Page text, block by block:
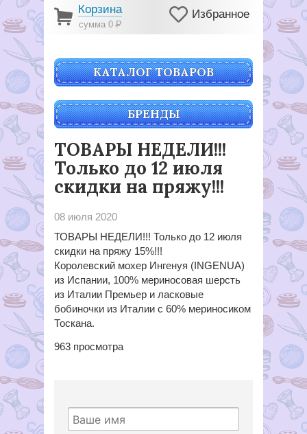
Корзина
сумма 0Р
Избранное
КАТАЛОГ ТОВАРОВ
БРЕНДЫ
ТОВАРЫ НЕДЕЛИ!!!
Только до 12 июля
скидки на пряжу!!!
08 июля 2020
ТОВАРЫ НЕДЕЛИ!!! Только до 12 июля
скидки на пряжу 15%!!!
Королевский мохер Ингенуя (INGENUA)
из Испании, 100% мериносовая шерсть
из Италии Премьер и ласковые
бобиночки из Италии с 60% мериносиком
Тоскана.
963 просмотра